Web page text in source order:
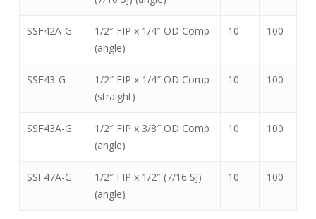
SSF42A-G
1/2″ FIP x 1/4″ OD Comp
(angle)
10 100
SSF43-G
1/2″ FIP x 1/4″ OD Comp
(straight)
10 100
SSF43A-G
1/2″ FIP x 3/8″ OD Comp
(angle)
10 100
SSF47A-G
1/2″ FIP x 1/2″ (7/16 SJ)
(angle)
10 100